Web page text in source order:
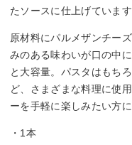
たソースに仕上げています
原材料にパルメザンチー
みのある味わいが口の中
と大容量。パスタはもち
ど、さまざまな料理に使
ーを手軽に楽しみたい方
・1本